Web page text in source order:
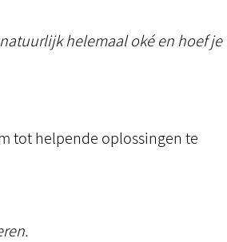
helemaal oké en hoef je
tot helpende oplossingen te